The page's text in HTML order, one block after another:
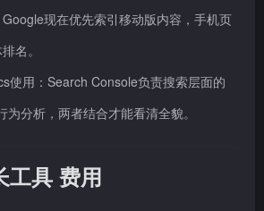
现在优先索引移动版内容，手机页
名。
使用：Search Console负责搜索层面的
分析，两者结合才能看清全貌。
工具 费用